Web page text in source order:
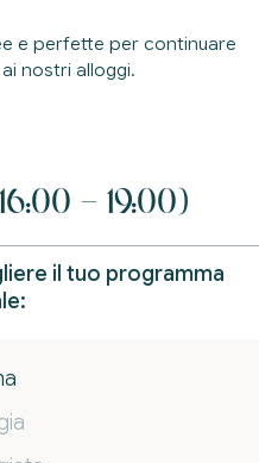
e perfette per continuare
nostri alloggi.
– 19:00)
il tuo programma